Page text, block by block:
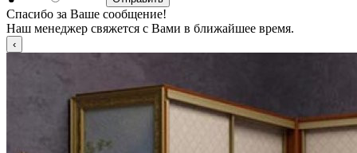
Спасибо за Ваше сообщение!
Наш менеджер свяжется с Вами в ближайшее время.